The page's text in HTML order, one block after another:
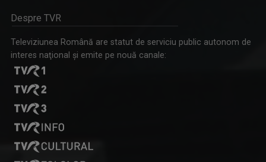
Despre TVR
Televiziunea Română are statut de serviciu public autonom de
interes naţional şi emite pe nouă canale: